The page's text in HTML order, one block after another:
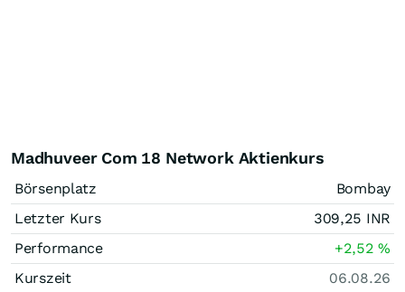
Madhuveer Com 18 Network Aktienkurs
Börsenplatz
Bombay
Letzter Kurs
309,25 INR
Performance
+2,52%
Kurszeit
06.08.26